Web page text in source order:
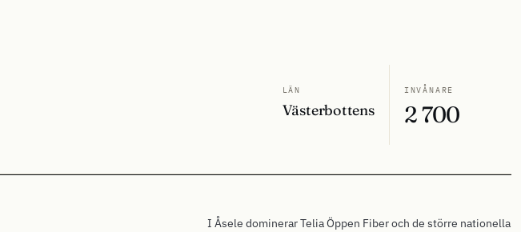
LÄN
Västerbottens
INVÅNARE
2 700
I Åsele dominerar Telia Öppen Fiber och de större nationella